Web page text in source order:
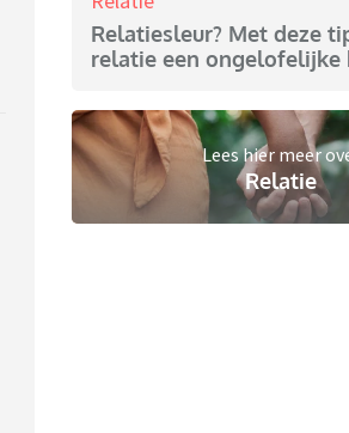
Relatiesleur? Met deze
relatie een ongelofelijke
Lees hier meer
Relatie